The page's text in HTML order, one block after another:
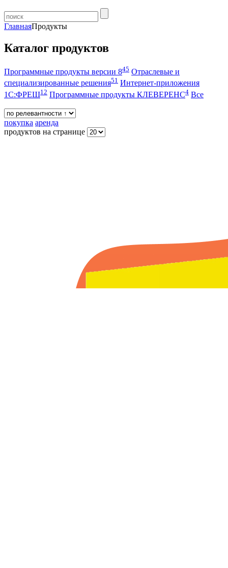
ГлавнаяПродукты
Каталог продуктов
Программные продукты версии 845 Отраслевые и
специализированные решения51 Интернет-приложения
1С:ФРЕШ12 Программные продукты КЛЕВЕРЕНС4 Все
покупка аренда
продуктов на странице